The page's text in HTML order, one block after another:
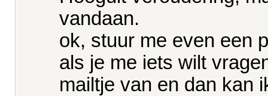
vandaan.
ok, stuur me even een
als je me iets wilt
mailtje van en dan kan